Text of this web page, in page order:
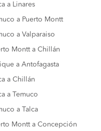
a Linares
a Puerto Montt
a Valparaiso
Montt a Chillán
a Antofagasta
a Chillán
a Temuco
a Talca
Montt a Concepción